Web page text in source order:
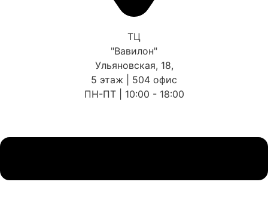
ТЦ
"Вавилон"
Ульяновская, 18,
5 этаж | 504 офис
ПН-ПТ | 10:00 - 18:00